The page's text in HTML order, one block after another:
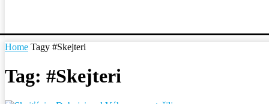
Home Tagy #Skejteri
Tag: #Skejteri